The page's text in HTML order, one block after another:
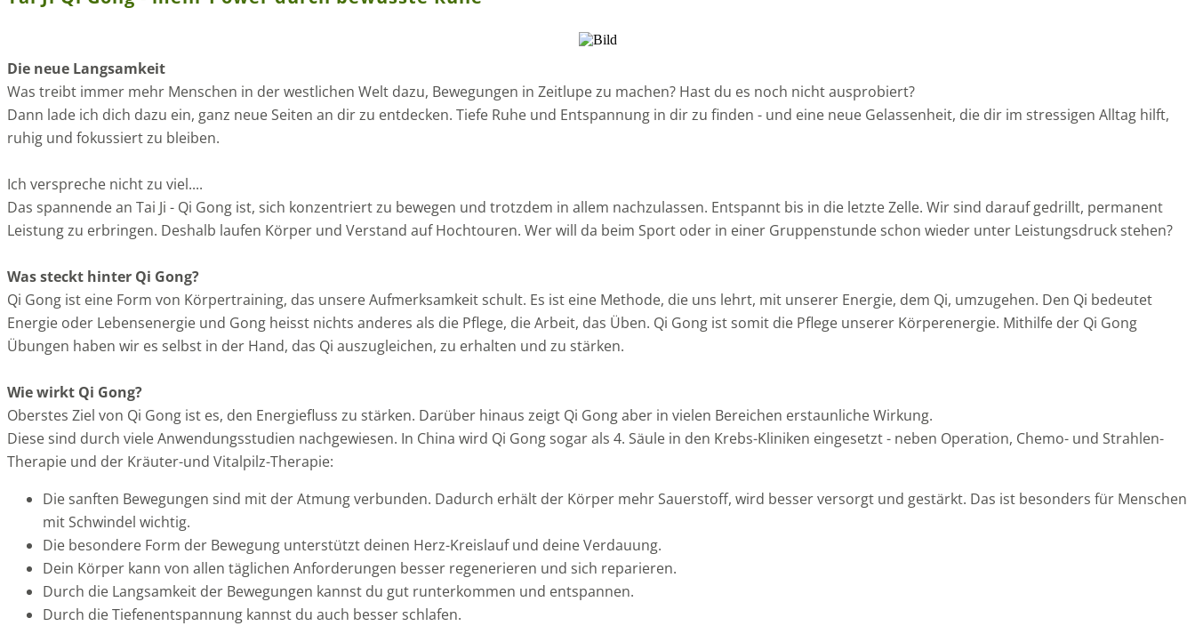
Die neue Langsamkeit
Was treibt immer mehr Menschen in der westlichen Welt dazu, Bewegungen in Zeitlupe zu machen? Hast du es noch nicht ausprobiert?
Dann lade ich dich dazu ein, ganz neue Seiten an dir zu entdecken. Tiefe Ruhe und Entspannung in dir zu finden - und eine neue Gelassenheit, die dir im stressigen Alltag hilft,
ruhig und fokussiert zu bleiben.
Ich verspreche nicht zu viel....
Das spannende an Tai Ji - Qi Gong ist, sich konzentriert zu bewegen und trotzdem in allem nachzulassen. Entspannt bis in die letzte Zelle. Wir sind darauf gedrillt, permanent
Leistung zu erbringen. Deshalb laufen Körper und Verstand auf Hochtouren. Wer will da beim Sport oder in einer Gruppenstunde schon wieder unter Leistungsdruck stehen?
Was steckt hinter Qi Gong?
Qi Gong ist eine Form von Körpertraining, das unsere Aufmerksamkeit schult. Es ist eine Methode, die uns lehrt, mit unserer Energie, dem Qi, umzugehen. Den Qi bedeutet
Energie oder Lebensenergie und Gong heisst nichts anderes als die Pflege, die Arbeit, das Üben. Qi Gong ist somit die Pflege unserer Körperenergie. Mithilfe der Qi Gong
Übungen haben wir es selbst in der Hand, das Qi auszugleichen, zu erhalten und zu stärken.
Wie wirkt Qi Gong?
Oberstes Ziel von Qi Gong ist es, den Energiefluss zu stärken. Darüber hinaus zeigt Qi Gong aber in vielen Bereichen erstaunliche Wirkung.
Diese sind durch viele Anwendungsstudien nachgewiesen. In China wird Qi Gong sogar als 4. Säule in den Krebs-Kliniken eingesetzt - neben Operation, Chemo- und Strahlen-
Therapie und der Kräuter-und Vitalpilz-Therapie:
Die sanften Bewegungen sind mit der Atmung verbunden. Dadurch erhält der Körper mehr Sauerstoff, wird besser versorgt und gestärkt. Das ist besonders für Menschen
mit Schwindel wichtig.
Die besondere Form der Bewegung unterstützt deinen Herz-Kreislauf und deine Verdauung.
Dein Körper kann von allen täglichen Anforderungen besser regenerieren und sich reparieren.
Durch die Langsamkeit der Bewegungen kannst du gut runterkommen und entspannen.
Durch die Tiefenentspannung kannst du auch besser schlafen.